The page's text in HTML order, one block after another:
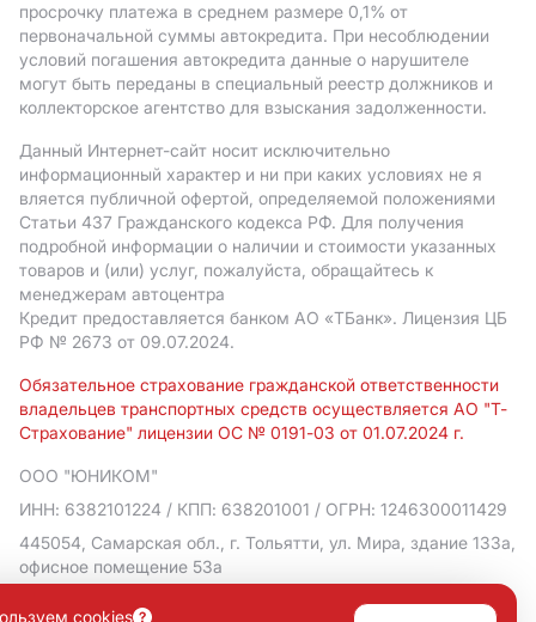
просрочку платежа в среднем размере 0,1% от
первоначальной суммы автокредита. При несоблюдении
условий погашения автокредита данные о нарушителе
могут быть переданы в специальный реестр должников и
коллекторское агентство для взыскания задолженности.
Данный Интернет-сайт носит исключительно
информационный характер и ни при каких условиях не я
вляется публичной офертой, определяемой положениями
Статьи 437 Гражданского кодекса РФ. Для получения
подробной информации о наличии и стоимости указанных
товаров и (или) услуг, пожалуйста, обращайтесь к
менеджерам автоцентра
Кредит предоставляется банком АO «ТБанк». Лицензия ЦБ
РФ № 2673 от 09.07.2024.
Обязательное страхование гражданской ответственности
владельцев транспортных средств осуществляется АО "Т-
Страхование" лицензии ОС № 0191-03 от 01.07.2024 г.
ООО "ЮНИКОМ"
ИНН: 6382101224 / КПП: 638201001 / ОГРН: 1246300011429
445054, Самарская обл., г. Тольятти, ул. Мира, здание 133а,
офисное помещение 53а
Политика в отношении обработки персональных данных
cookies